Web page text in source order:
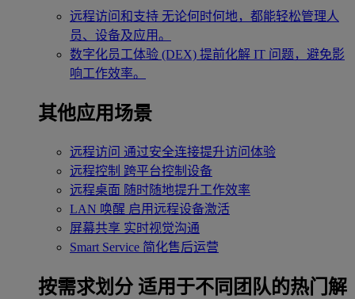
远程访问和支持 无论何时何地，都能轻松管理人
员、设备及应用。
数字化员工体验 (DEX) 提前化解 IT 问题，避免影
响工作效率。
其他应用场景
远程访问 通过安全连接提升访问体验
远程控制 跨平台控制设备
远程桌面 随时随地提升工作效率
LAN 唤醒 启用远程设备激活
屏幕共享 实时视觉沟通
Smart Service 简化售后运营
按需求划分 适用于不同团队的热门解